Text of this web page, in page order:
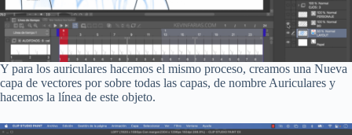
Y para los auriculares hacemos el mismo proceso, creamos una Nueva
capa de vectores por sobre todas las capas, de nombre Auriculares y
hacemos la línea de este objeto.